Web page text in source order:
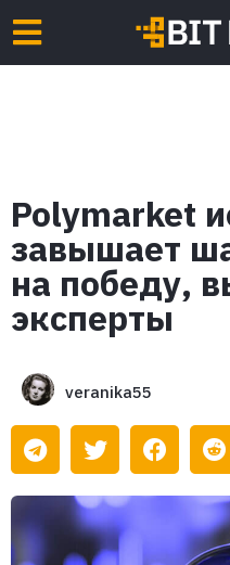
Polymarket
завышает
на победу,
эксперты
veranika55